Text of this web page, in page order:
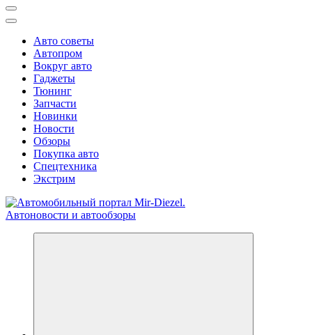
Авто советы
Автопром
Вокруг авто
Гаджеты
Тюнинг
Запчасти
Новинки
Новости
Обзоры
Покупка авто
Спецтехника
Экстрим
Справочник автомобилиста. Обзор новинок популярных